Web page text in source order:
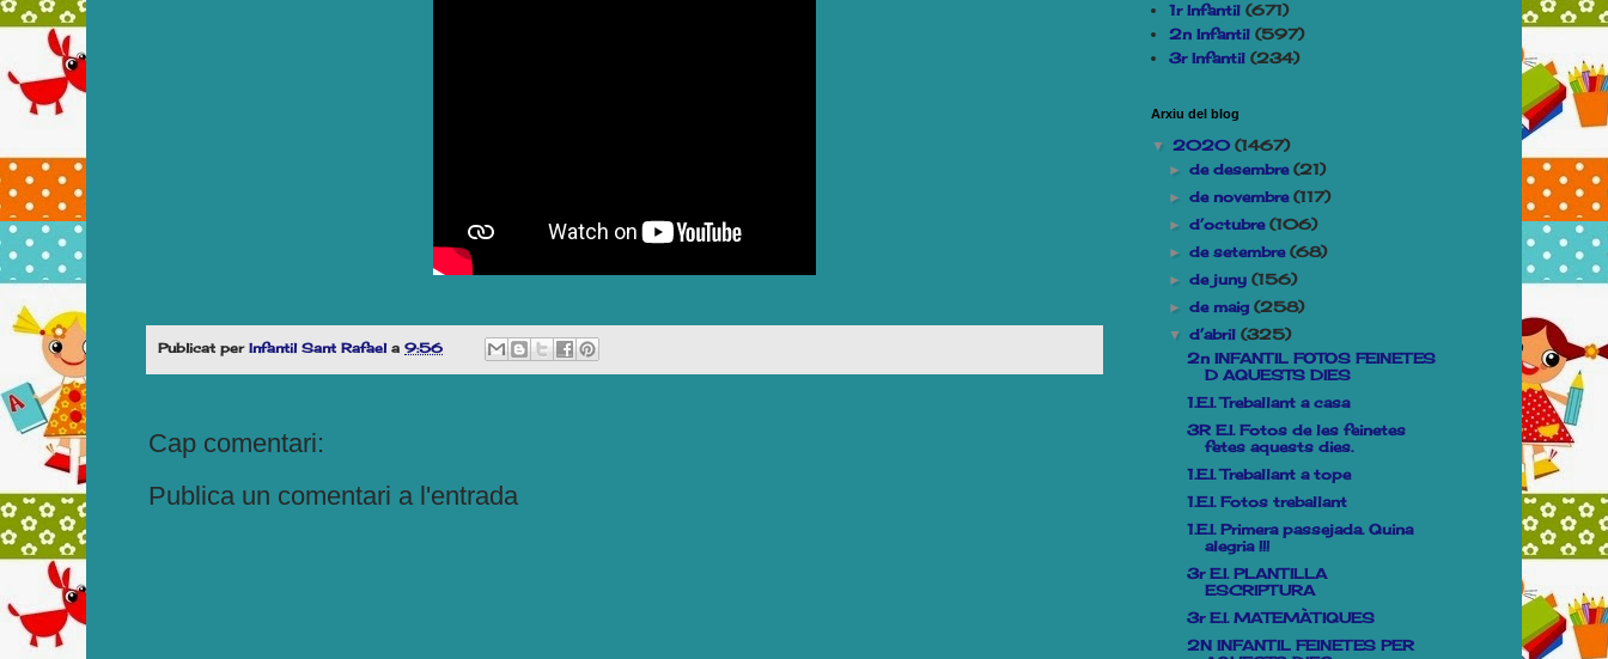
Publicat per Infantil Sant Rafael a 9:56
Cap comentari:
Publica un comentari a l'entrada
1r Infantil (671)
2n Infantil (597)
3r Infantil (234)
Arxiu del blog
▼ 2020 (1467)
►de desembre(21)
►de novembre(117)
►d’octubre(106)
►de setembre(68)
►de juny(156)
►de maig(258)
▼d’abril(325)
2n INFANTIL FOTOS FEINETES
D AQUESTS DIES
1.E.I. Treballant a casa
3R E.I. Fotos de les feinetes
fetes aquests dies.
1.E.I. Treballant a tope
1.E.I. Fotos treballant
1.E.I. Primera passejada. Quina
alegria !!!
3r E.I. PLANTILLA
ESCRIPTURA
3r E.I. MATEMÀTIQUES
2N INFANTIL FEINETES PER